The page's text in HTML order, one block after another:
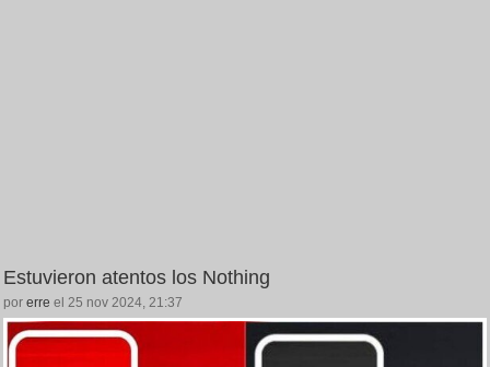
Estuvieron atentos los Nothing
por erre el 25 nov 2024, 21:37